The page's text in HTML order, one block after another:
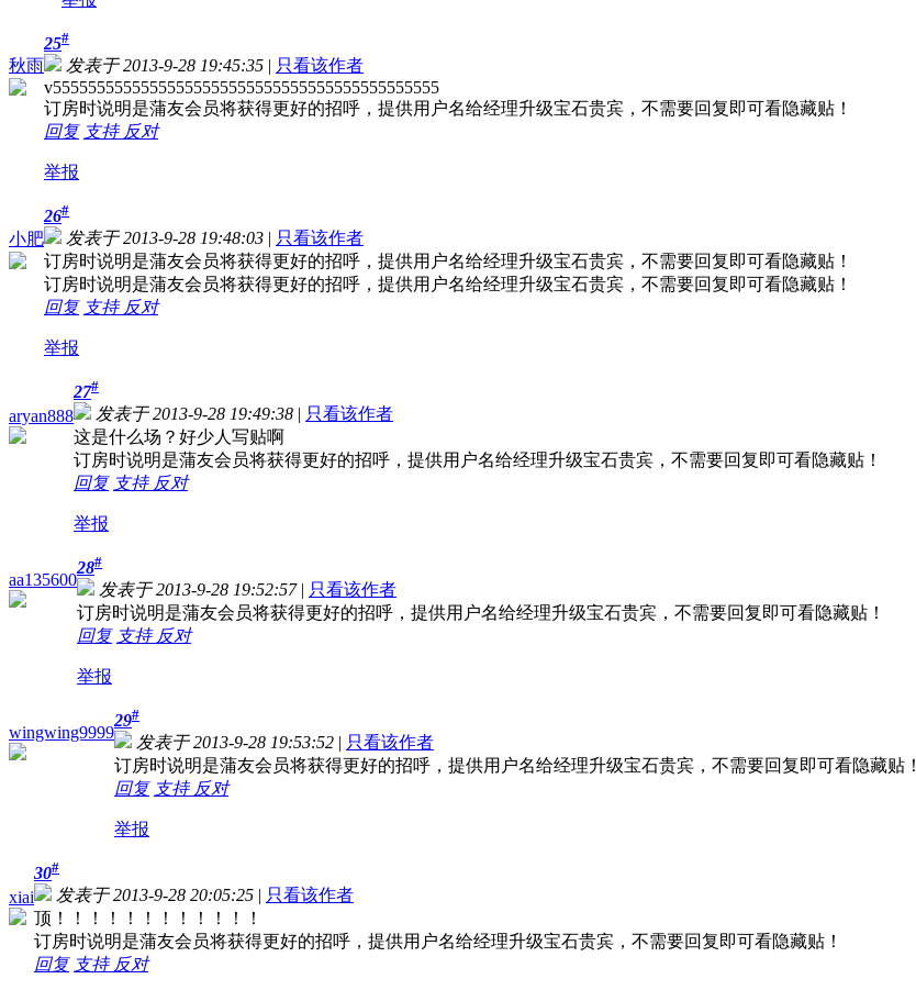
秋雨
25#
发表于 2013-9-28 19:45:35 | 只看该作者
v55555555555555555555555555555555555555555555
订房时说明是蒲友会员将获得更好的招呼，提供用户名给经理升级宝石贵宾，不需要回复即可看隐藏贴！
回复 支持 反对
举报
小肥
26#
发表于 2013-9-28 19:48:03 | 只看该作者
订房时说明是蒲友会员将获得更好的招呼，提供用户名给经理升级宝石贵宾，不需要回复即可看隐藏贴！
订房时说明是蒲友会员将获得更好的招呼，提供用户名给经理升级宝石贵宾，不需要回复即可看隐藏贴！
回复 支持 反对
举报
aryan888
27#
发表于 2013-9-28 19:49:38 | 只看该作者
这是什么场？好少人写贴啊
订房时说明是蒲友会员将获得更好的招呼，提供用户名给经理升级宝石贵宾，不需要回复即可看隐藏贴！
回复 支持 反对
举报
aa135600
28#
发表于 2013-9-28 19:52:57 | 只看该作者
订房时说明是蒲友会员将获得更好的招呼，提供用户名给经理升级宝石贵宾，不需要回复即可看隐藏贴！
回复 支持 反对
举报
wingwing9999
29#
发表于 2013-9-28 19:53:52 | 只看该作者
订房时说明是蒲友会员将获得更好的招呼，提供用户名给经理升级宝石贵宾，不需要回复即可看隐藏贴！
回复 支持 反对
举报
xiai
30#
发表于 2013-9-28 20:05:25 | 只看该作者
顶！！！！！！！！！！！！
订房时说明是蒲友会员将获得更好的招呼，提供用户名给经理升级宝石贵宾，不需要回复即可看隐藏贴！
回复 支持 反对